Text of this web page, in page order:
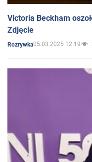
Victoria Beckham
Zdjęcie
Rozrywka05.03.2025 12:19